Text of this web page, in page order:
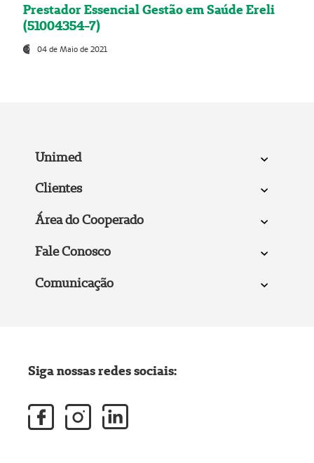
Prestador Essencial Gestão em Saúde Ereli
(51004354-7)
04 de Maio de 2021
Unimed
Clientes
Área do Cooperado
Fale Conosco
Comunicação
Siga nossas redes sociais: